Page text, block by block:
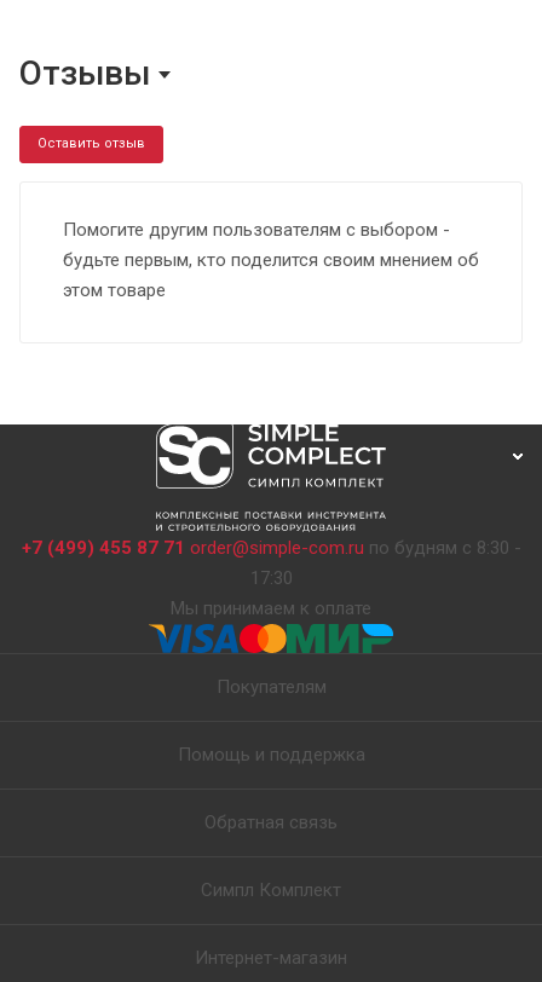
Отзывы
Оставить отзыв
Помогите другим пользователям с выбором -
будьте первым, кто поделится своим мнением об
этом товаре
+7 (499) 455 87 71 order@simple-com.ru по будням с 8:30 -
17:30
Мы принимаем к оплате
Покупателям
Помощь и поддержка
Обратная связь
Симпл Комплект
Интернет-магазин